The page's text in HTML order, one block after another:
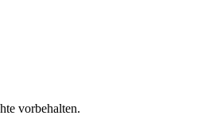
vorbehalten.